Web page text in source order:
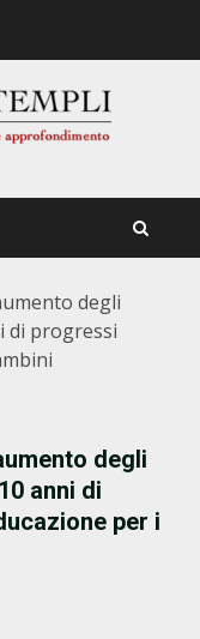
degli
di progressi
degli
anni di
per i